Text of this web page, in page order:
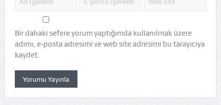
Bir dahaki sefere yorum yaptığımda kullanılmak üzere
adımı, e-posta adresimi ve web site adresimi bu tarayıcıya
kaydet.